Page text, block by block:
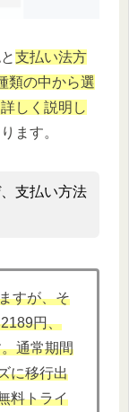
支払い法方
類の中から選
しく説明し
ます。
支払い方法
すが、そ
円、
通常期間
に移行出
料トライ